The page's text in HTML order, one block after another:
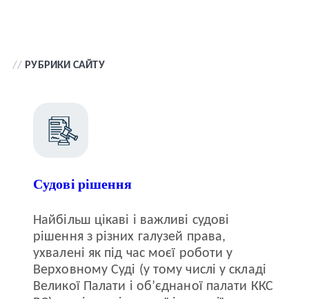
// РУБРИКИ САЙТУ
Судові рішення
Найбільш цікаві і важливі судові
рішення з різних галузей права,
ухвалені як під час моєї роботи у
Верховному Суді (у тому числі у складі
Великої Палати і об’єднаної палати ККС